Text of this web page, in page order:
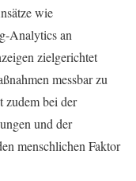
wie
Analytics an
zielgerichtet
messbar zu
zudem bei der
und der
menschlichen Faktor